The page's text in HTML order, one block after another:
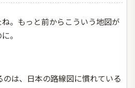
。もっと前からこういう地図が
。
のは、日本の路線図に慣れている